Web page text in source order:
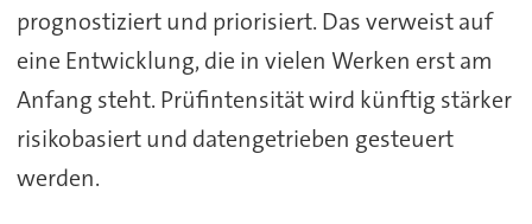
prognostiziert und priorisiert. Das verweist auf
eine Entwicklung, die in vielen Werken erst am
Anfang steht. Prüfintensität wird künftig stärker
risikobasiert und datengetrieben gesteuert
werden.